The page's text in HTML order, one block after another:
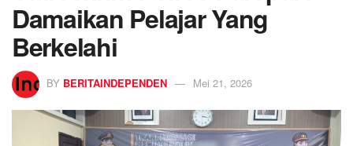
Damaikan Pelajar Yang
Berkelahi
BY BERITAINDEPENDEN Mei 21, 2026